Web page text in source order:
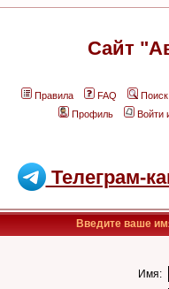
Сайт
Правила FAQ
Поиск
Профиль
Войти
Телеграм-
Введите ваше
Имя: